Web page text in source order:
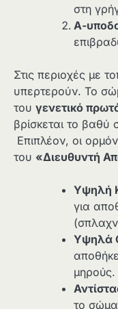
στη
Α-
Στις περιοχές με
υπερτερούν. Το
του γενετικό
βρίσκεται το βαθύ
Επιπλέον, οι
του «Διευθυντή
Υψηλή
για
Υψηλά
μηρούς.
το σώμα